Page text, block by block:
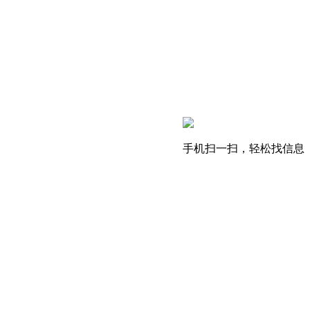
手机扫一扫，轻松找信息